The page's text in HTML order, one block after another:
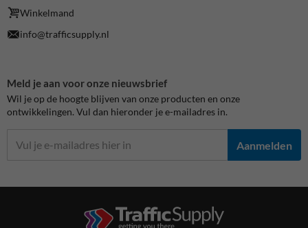
Winkelmand
info@trafficsupply.nl
Meld je aan voor onze nieuwsbrief
Wil je op de hoogte blijven van onze producten en onze
ontwikkelingen. Vul dan hieronder je e-mailadres in.
Aanmelden